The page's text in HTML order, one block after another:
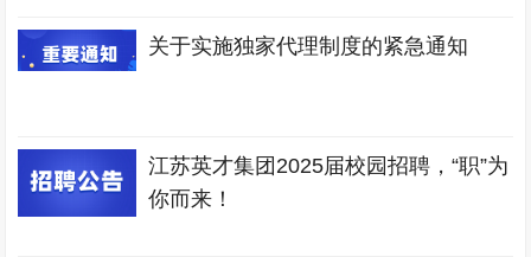
关于实施独家代理制度的紧急通知
江苏英才集团2025届校园招聘，“职”为
你而来！